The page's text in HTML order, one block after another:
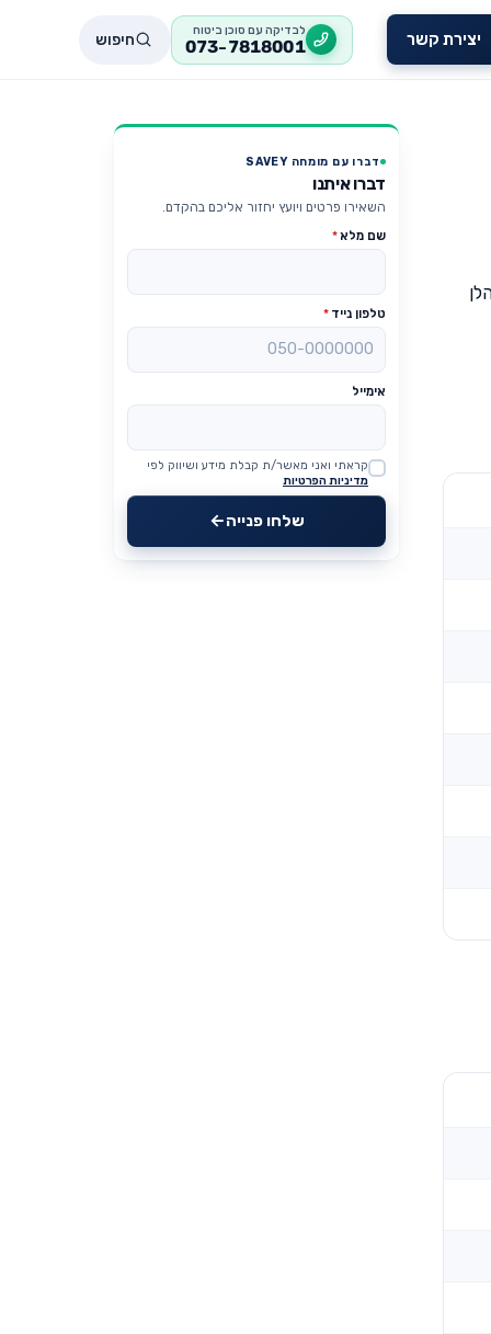
יצירת קשר לבדיקה עם סוכן ביטוח
073-7818001 חיפוש
דברו עם מומחה SAVEY
דברו איתנו
השאירו פרטים ויועץ יחזור אליכם בהקדם.
שם מלא*
טלפון נייד *
אימייל
Website
קראתי ואני מאשר/ת קבלת מידע ושיווק לפי
מדיניות הפרטיות
שלחו פנייה